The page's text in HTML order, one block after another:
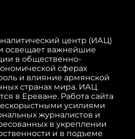
центр (ИАЦ)
и освещает важнейшие
в общественно-
сферах
и влияние армянской
странах мира. ИАЦ
в Ереване. Работа сайта
усилиями
журналистов и
в укреплении
и в подъеме